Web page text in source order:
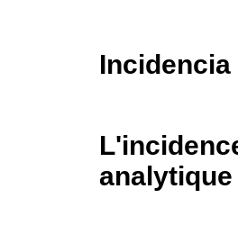
analytique